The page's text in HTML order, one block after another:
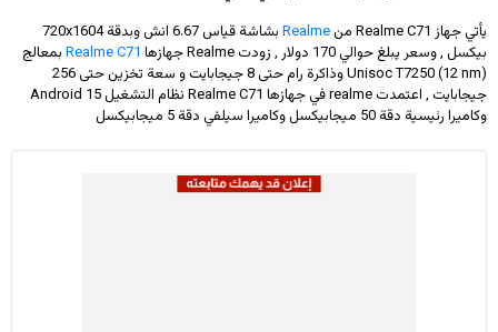
يأتي جهاز Realme C71 من Realme بشاشة قياس 6.67 انش وبدقة
720x1604
بيكسل , وسعر يبلغ حوالي 170 دولار
, زودت Realme جهازها Realme C71 بمعالج
Unisoc T7250 (12 nm) وذاكرة رام حتى 8 جيجابايت و سعة تخزين حتى 256
جيجابايت , اعتمدت realme في جهازها Realme C71 نظام التشغيل Android 15
وكاميرا رئيسية دقة 50 ميجابيكسل وكاميرا سيلفي دقة 5 ميجابيكسل